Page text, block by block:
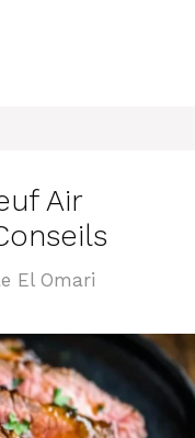
Air
El Omari